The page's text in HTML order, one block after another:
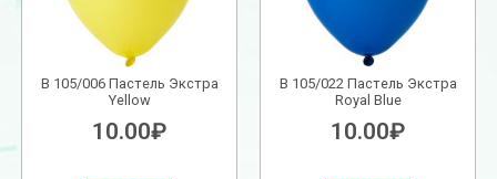
В 105/006 Пастель Экстра
Yellow
10.00₽
В 105/022 Пастель Экстра
Royal Blue
10.00₽